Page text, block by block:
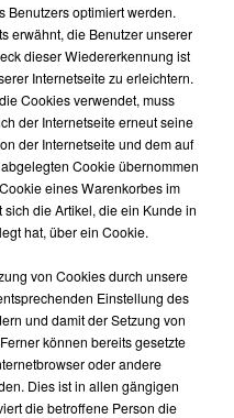
Benutzers optimiert werden.
erwähnt, die Benutzer unserer
dieser Wiedererkennung ist
Internetseite zu erleichtern.
Cookies verwendet, muss
der Internetseite erneut seine
der Internetseite und dem auf
Cookie übernommen
eines Warenkorbes im
die Artikel, die ein Kunde in
hat, über ein Cookie.
von Cookies durch unsere
Einstellung des
und damit der Setzung von
können bereits gesetzte
oder andere
Dies ist in allen gängigen
die betroffene Person die